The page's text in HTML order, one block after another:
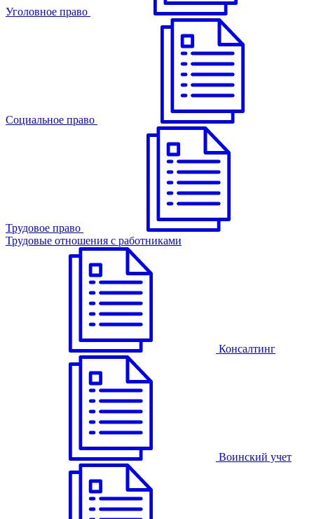
Уголовное право
Cоциальное право
Трудовое право
Трудовые отношения с работниками
Консалтинг
Воинский учет